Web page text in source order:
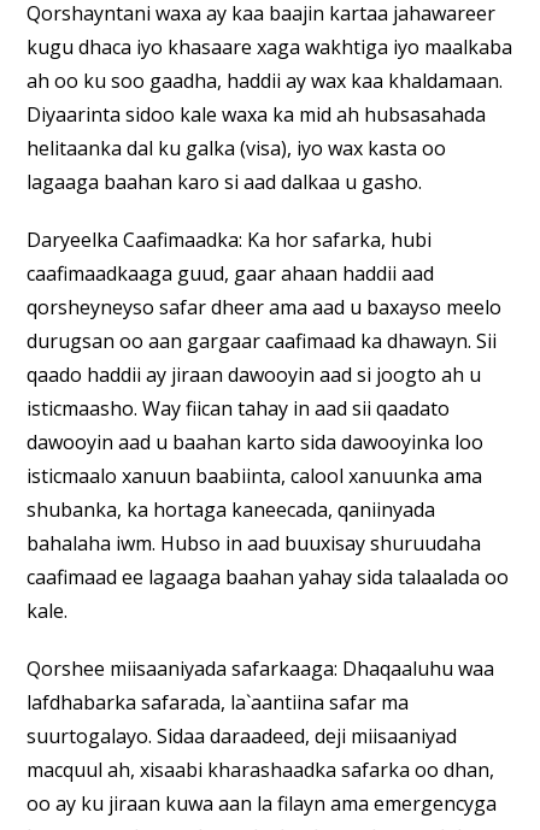
Qorshayntani waxa ay kaa baajin kartaa jahawareer
kugu dhaca iyo khasaare xaga wakhtiga iyo maalkaba
ah oo ku soo gaadha, haddii ay wax kaa khaldamaan.
Diyaarinta sidoo kale waxa ka mid ah hubsasahada
helitaanka dal ku galka (visa), iyo wax kasta oo
lagaaga baahan karo si aad dalkaa u gasho.
Daryeelka Caafimaadka: Ka hor safarka, hubi
caafimaadkaaga guud, gaar ahaan haddii aad
qorsheyneyso safar dheer ama aad u baxayso meelo
durugsan oo aan gargaar caafimaad ka dhawayn. Sii
qaado haddii ay jiraan dawooyin aad si joogto ah u
isticmaasho. Way fiican tahay in aad sii qaadato
dawooyin aad u baahan karto sida dawooyinka loo
isticmaalo xanuun baabiinta, calool xanuunka ama
shubanka, ka hortaga kaneecada, qaniinyada
bahalaha iwm. Hubso in aad buuxisay shuruudaha
caafimaad ee lagaaga baahan yahay sida talaalada oo
kale.
Qorshee miisaaniyada safarkaaga: Dhaqaaluhu waa
lafdhabarka safarada, la`aantiina safar ma
suurtogalayo. Sidaa daraadeed, deji miisaaniyad
macquul ah, xisaabi kharashaadka safarka oo dhan,
oo ay ku jiraan kuwa aan la filayn ama emergencyga